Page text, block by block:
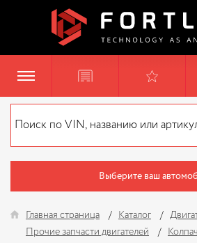
Выберите ваш
Главная страница Каталог
Прочие запчасти двигателей